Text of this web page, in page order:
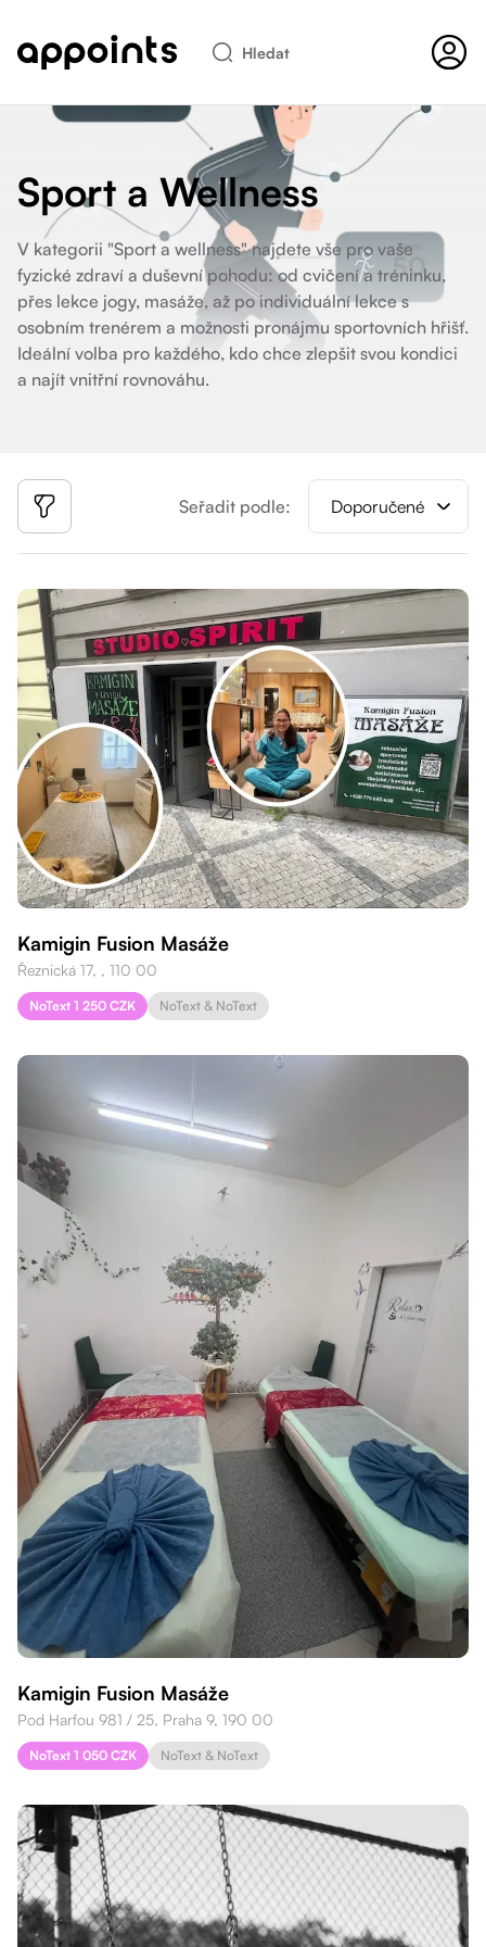
Hledat
Sport a Wellness
V kategorii "Sport a wellness" najdete vše pro vaše
fyzické zdraví a duševní pohodu: od cvičení a tréninku,
přes lekce jogy, masáže, až po individuální lekce s
osobním trenérem a možnosti pronájmu sportovních hřišť.
Ideální volba pro každého, kdo chce zlepšit svou kondici
a najít vnitřní rovnováhu.
Seřadit podle: Doporučené
Kamigin Fusion Masáže
Řeznická 17, , 110 00
NoText 1 250 CZK NoText & NoText
Kamigin Fusion Masáže
Pod Harfou 981 / 25, Praha 9, 190 00
NoText 1 050 CZK NoText & NoText